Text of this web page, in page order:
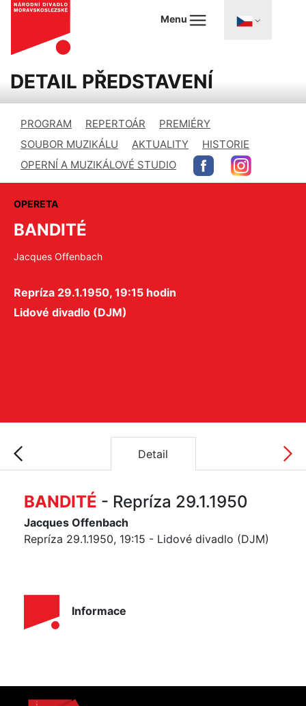
Menu
DETAIL PŘEDSTAVENÍ
PROGRAM REPERTOÁR
PREMIÉRY
SOUBOR MUZIKÁLU
AKTUALITY
HISTORIE
OPERNÍ A MUZIKÁLOVÉ STUDIO
OPERETA
BANDITÉ
Jacques Offenbach
Repríza 29.1.1950, 19:15 hodin
Lidové divadlo (DJM)
Detail
BANDITÉ - Repríza 29.1.1950
Jacques Offenbach
Repríza 29.1.1950, 19:15 - Lidové divadlo (DJM)
Informace